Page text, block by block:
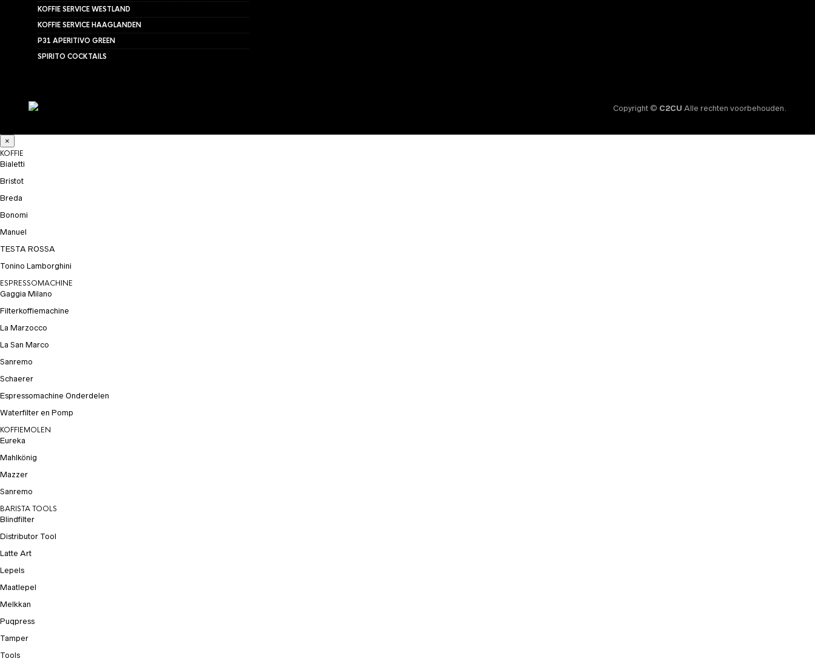
KOFFIE SERVICE WESTLAND
KOFFIE SERVICE HAAGLANDEN
P31 APERITIVO GREEN
SPIRITO COCKTAILS
Copyright © C2CU Alle rechten voorbehouden.
×
KOFFIE
Bialetti
Bristot
Breda
Bonomi
Manuel
TESTA ROSSA
Tonino Lamborghini
ESPRESSOMACHINE
Gaggia Milano
Filterkoffiemachine
La Marzocco
La San Marco
Sanremo
Schaerer
Espressomachine Onderdelen
Waterfilter en Pomp
KOFFIEMOLEN
Eureka
Mahlkönig
Mazzer
Sanremo
BARISTA TOOLS
Blindfilter
Distributor Tool
Latte Art
Lepels
Maatlepel
Melkkan
Puqpress
Tamper
Tools